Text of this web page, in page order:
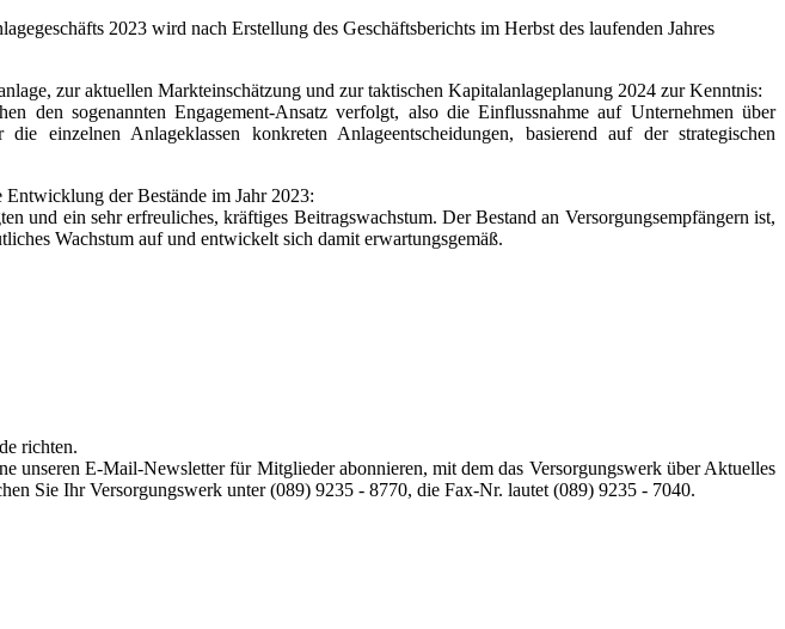
2023 wird nach Erstellung des Geschäftsberichts im Herbst des laufenden Jahres
zur aktuellen Markteinschätzung und zur taktischen Kapitalanlageplanung 2024 zur Kenntnis:
den sogenannten Engagement-Ansatz verfolgt, also die Einflussnahme auf Unternehmen über
einzelnen Anlageklassen konkreten Anlageentscheidungen, basierend auf der strategischen
der Bestände im Jahr 2023:
und ein sehr erfreuliches, kräftiges Beitragswachstum. Der Bestand an Versorgungsempfängern ist,
Wachstum auf und entwickelt sich damit erwartungsgemäß.
richten.
unseren E-Mail-Newsletter für Mitglieder abonnieren, mit dem das Versorgungswerk über Aktuelles
Sie Ihr Versorgungswerk unter (089) 9235 - 8770, die Fax-Nr. lautet (089) 9235 - 7040.